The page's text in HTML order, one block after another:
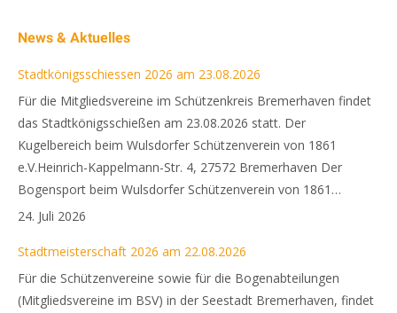
News & Aktuelles
Stadtkönigsschiessen 2026 am 23.08.2026
Für die Mitgliedsvereine im Schützenkreis Bremerhaven findet
das Stadtkönigsschießen am 23.08.2026 statt. Der
Kugelbereich beim Wulsdorfer Schützenverein von 1861
e.V.Heinrich-Kappelmann-Str. 4, 27572 Bremerhaven Der
Bogensport beim Wulsdorfer Schützenverein von 1861…
24. Juli 2026
Stadtmeisterschaft 2026 am 22.08.2026
Für die Schützenvereine sowie für die Bogenabteilungen
(Mitgliedsvereine im BSV) in der Seestadt Bremerhaven, findet